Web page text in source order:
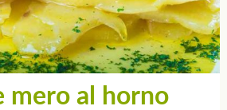
mero al horno